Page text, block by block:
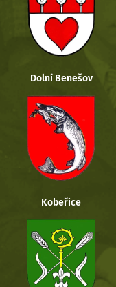
Dolní Benešov
Kobeřice